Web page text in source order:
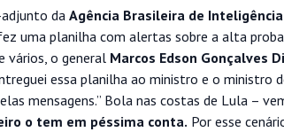
da Agência Brasileira de
uma planilha com alertas sobre a alta
vários, o general Marcos Edson Gonçalves
essa planilha ao ministro e o ministro
mensagens.” Bola nas costas de Lula –
o tem em péssima conta. Por esse